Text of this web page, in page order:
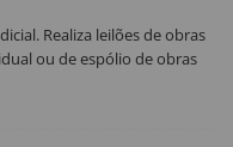
Realiza leilões de obras
ou de espólio de obras